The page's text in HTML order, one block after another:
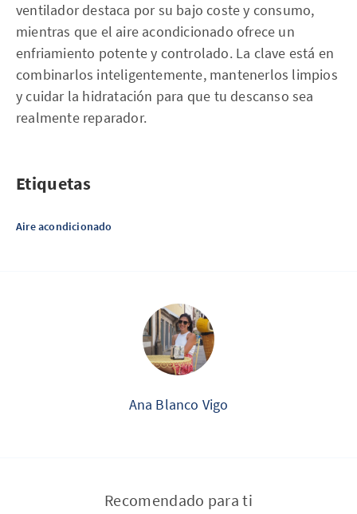
ventilador destaca por su bajo coste y consumo,
mientras que el aire acondicionado ofrece un
enfriamiento potente y controlado. La clave está en
combinarlos inteligentemente, mantenerlos limpios
y cuidar la hidratación para que tu descanso sea
realmente reparador.
Etiquetas
Aire acondicionado
Ana Blanco Vigo
Recomendado para ti